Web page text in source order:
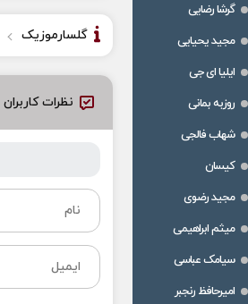
گلسارموزیک
نظرات کاربران
گرشا رضایی
مجید یحیایی
ایلیا ای جی
روزبه بمانی
شهاب فالجی
کیسان
مجید رضوی
میثم ابراهیمی
سیامک عباسی
امیرحافظ رنجبر